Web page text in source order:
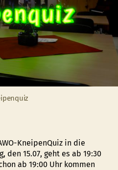
KneipenQuiz in die
den 15.07, geht es ab 19:30
ab 19:00 Uhr kommen